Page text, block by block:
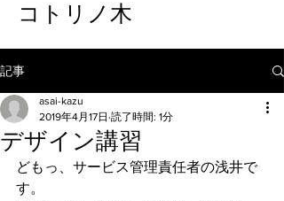
コトリノ木
記事
デザイン講習
asai-kazu
2019年4月17日 読了時間: 1分
どもっ、サービス管理責任者の浅井で
す。